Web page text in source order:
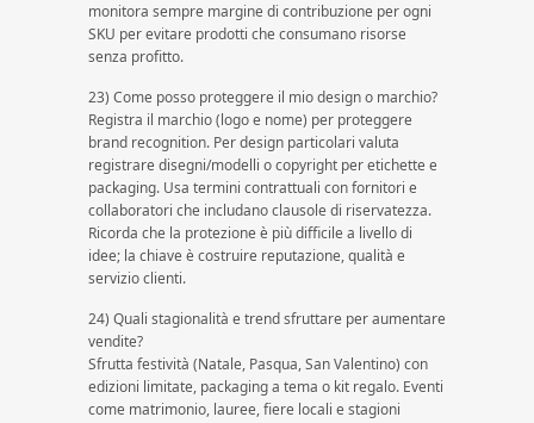
monitora sempre margine di contribuzione per ogni
SKU per evitare prodotti che consumano risorse
senza profitto.
23) Come posso proteggere il mio design o marchio?
Registra il marchio (logo e nome) per proteggere
brand recognition. Per design particolari valuta
registrare disegni/modelli o copyright per etichette e
packaging. Usa termini contrattuali con fornitori e
collaboratori che includano clausole di riservatezza.
Ricorda che la protezione è più difficile a livello di
idee; la chiave è costruire reputazione, qualità e
servizio clienti.
24) Quali stagionalità e trend sfruttare per aumentare
vendite?
Sfrutta festività (Natale, Pasqua, San Valentino) con
edizioni limitate, packaging a tema o kit regalo. Eventi
come matrimonio, lauree, fiere locali e stagioni